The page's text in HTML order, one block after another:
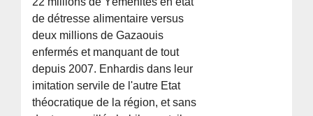
de détresse alimentaire versus
deux millions de Gazaouis
enfermés et manquant de tout
depuis 2007. Enhardis dans leur
imitation servile de l'autre Etat
théocratique de la région, et sans